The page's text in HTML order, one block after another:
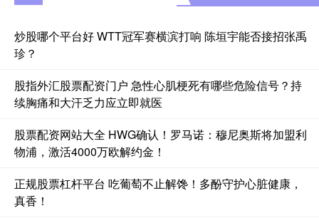
炒股哪个平台好 WTT冠军赛横滨打响 陈垣宇能否接招张禹
珍？
股指外汇股票配资门户 急性心肌梗死有哪些危险信号？持
续胸痛和大汗乏力应立即就医
股票配资网站大全 HWG确认！罗马诺：穆尼奥斯将加盟利
物浦，激活4000万欧解约金！
正规股票杠杆平台 吃葡萄不止解馋！多酚守护心脏健康，
真香！